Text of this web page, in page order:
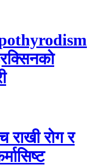
राखी राेग र